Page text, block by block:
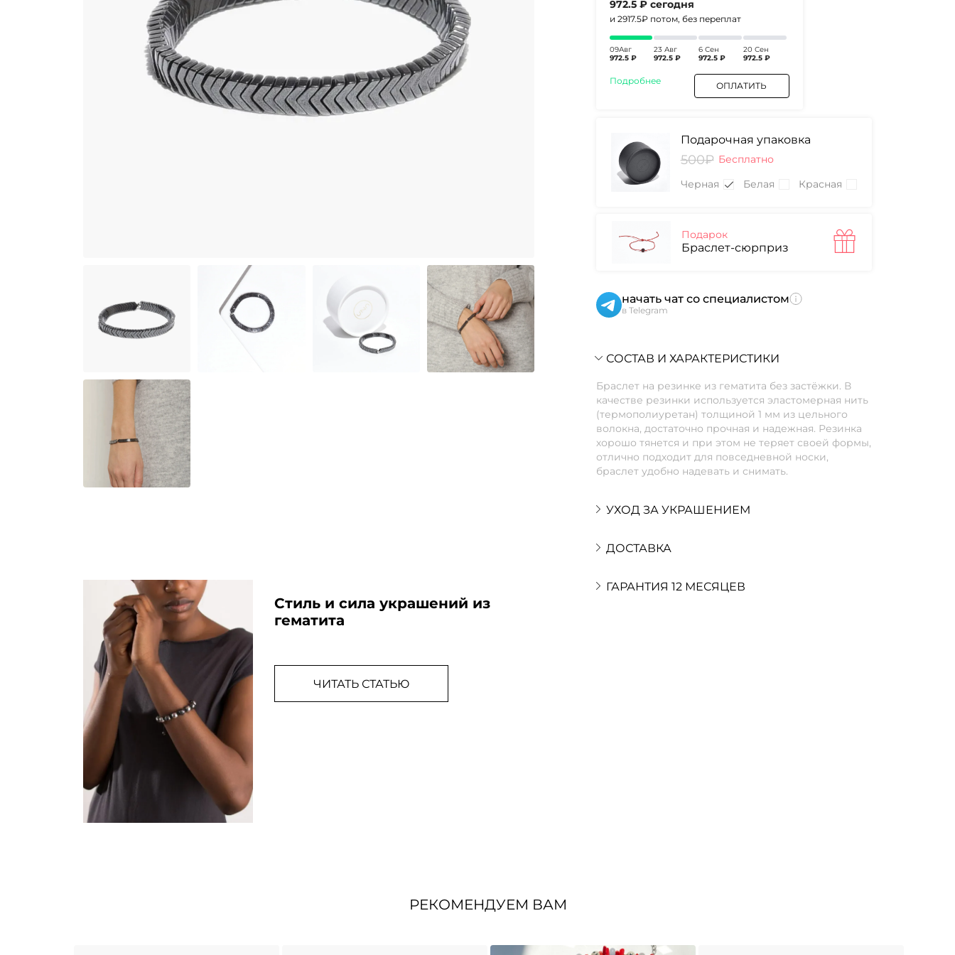
Стиль и сила украшений из
гематита
ЧИТАТЬ СТАТЬЮ
972.5 ₽ сегодня
и 2917.5₽ потом, без переплат
09Авг
972.5 ₽
23 Авг
972.5 ₽
6 Сен
972.5 ₽
20 Сен
972.5 ₽
Подробнее ОПЛАТИТЬ
Подарочная упаковка
500₽ Бесплатно
Черная
Белая Красная
Подарок
Браслет-сюрприз
начать чат со специалистом
в Telegram
СОСТАВ И ХАРАКТЕРИСТИКИ
Браслет на резинке из гематита без застёжки. В
качестве резинки используется эластомерная нить
(термополиуретан) толщиной 1 мм из цельного
волокна, достаточно прочная и надежная. Резинка
хорошо тянется и при этом не теряет своей формы,
отлично подходит для повседневной носки,
браслет удобно надевать и снимать.
УХОД ЗА УКРАШЕНИЕМ
ДОСТАВКА
ГАРАНТИЯ 12 МЕСЯЦЕВ
РЕКОМЕНДУЕМ ВАМ